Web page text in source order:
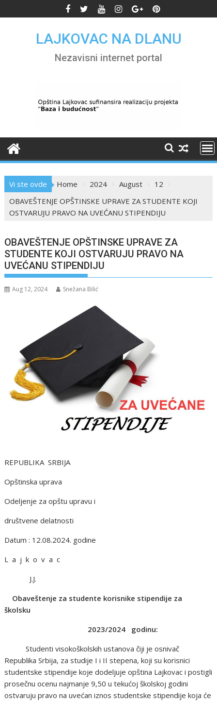
to
LAJKOVAC NA DLANU
Nezavisni internet portal
Vi ste ovde Home 2024 August
12
OBAVEŠTENJE OPŠTINSKE UPRAVE ZA STUDENTE KOJI
OSTVARUJU PRAVO NA UVEĆANU STIPENDIJU
OBAVEŠTENJE OPŠTINSKE UPRAVE ZA
STUDENTE KOJI OSTVARUJU PRAVO NA
UVEĆANU STIPENDIJU
Aug 12, 2024 Snežana Bilić
REPUBLIKA SRBIJA
Opštinska uprava
Odeljenje za opštu upravu i
društvene delatnosti
Datum : 12.08.2024. godine
L a j k o v a c
J.J.
Obaveštenje za studente korisnike stipendije za
školsku
2023/2024 godinu:
Studenti visokoškolskih ustanova čiji je osnivač
Republika Srbija, za studije I i II stepena, koji su korisnici
studentske stipendije koje dodeljuje opština Lajkovac i postigli
prosečnu ocenu najmanje 9,50 u tekućoj školskoj godini
ostvaruju pravo na uvećan iznos studentske stipendije koja će